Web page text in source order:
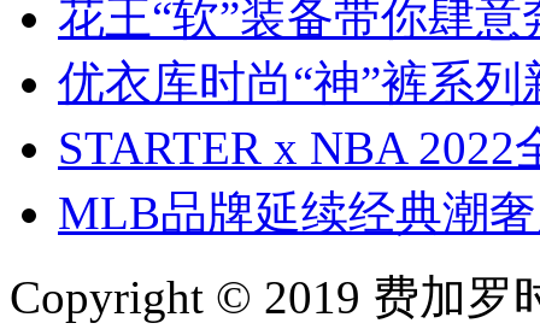
花王“软”装备带你肆意
优衣库时尚“神”裤系列
STARTER x NBA
MLB品牌延续经典潮
Copyright © 2019 费加罗